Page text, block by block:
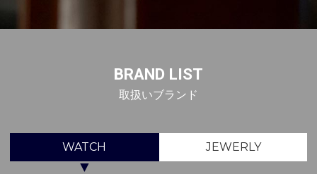
BRAND LIST
取扱いブランド
WATCH JEWERLY
▼